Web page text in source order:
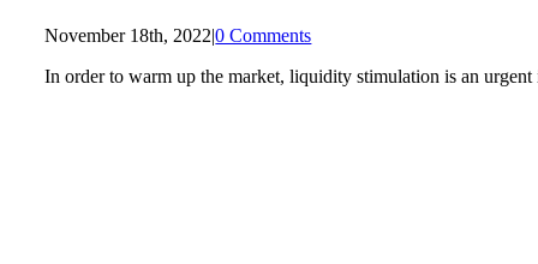
November 18th, 2022|0 Comments
In order to warm up the market, liquidity stimulation is an urgent